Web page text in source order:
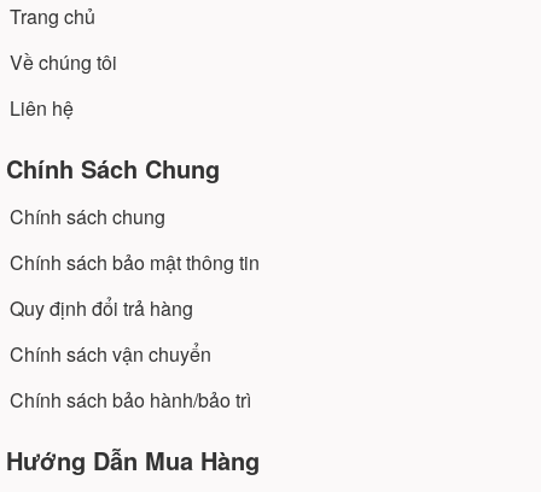
Trang chủ
Về chúng tôi
Liên hệ
Chính Sách Chung
Chính sách chung
Chính sách bảo mật thông tin
Quy định đổi trả hàng
Chính sách vận chuyển
Chính sách bảo hành/bảo trì
Hướng Dẫn Mua Hàng